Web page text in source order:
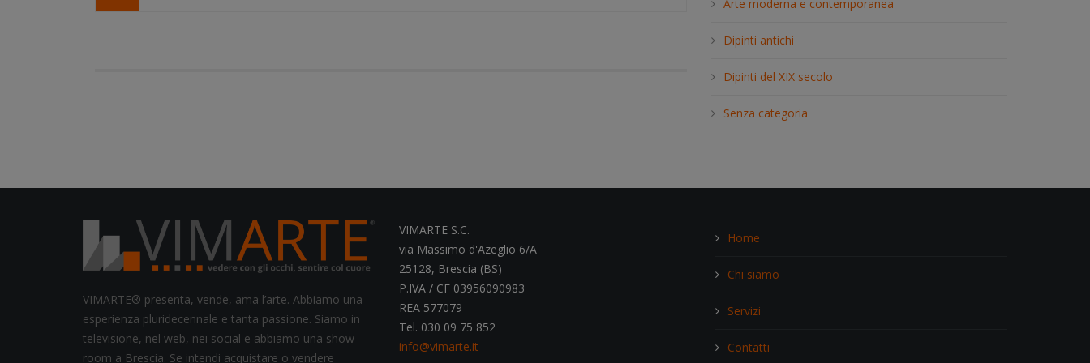
h
Arte moderna e contemporanea
Dipinti antichi
Dipinti del XIX secolo
Senza categoria
VIMARTE® presenta, vende, ama l’arte. Abbiamo una
esperienza pluridecennale e tanta passione. Siamo in
televisione, nel web, nei social e abbiamo una show-
room a Brescia. Se intendi acquistare o vendere
VIMARTE S.C.
via Massimo d'Azeglio 6/A
25128, Brescia (BS)
P.IVA / CF 03956090983
REA 577079
Tel. 030 09 75 852
info@vimarte.it
Home
Chi siamo
Servizi
Contatti